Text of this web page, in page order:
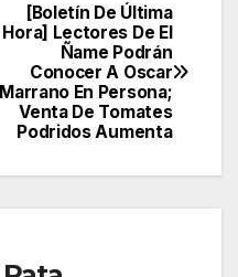
[Boletín De Última
Hora] Lectores De El
Ñame Podrán
Conocer A Oscar
Marrano En Persona;
Venta De Tomates
Podridos Aumenta